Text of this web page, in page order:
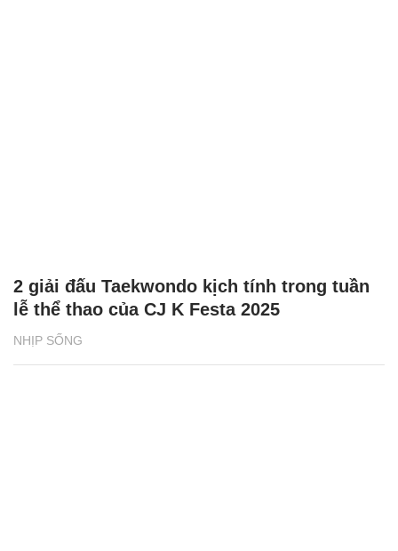
NHỊP SỐNG
2 giải đấu Taekwondo kịch tính trong tuần
lễ thể thao của CJ K Festa 2025